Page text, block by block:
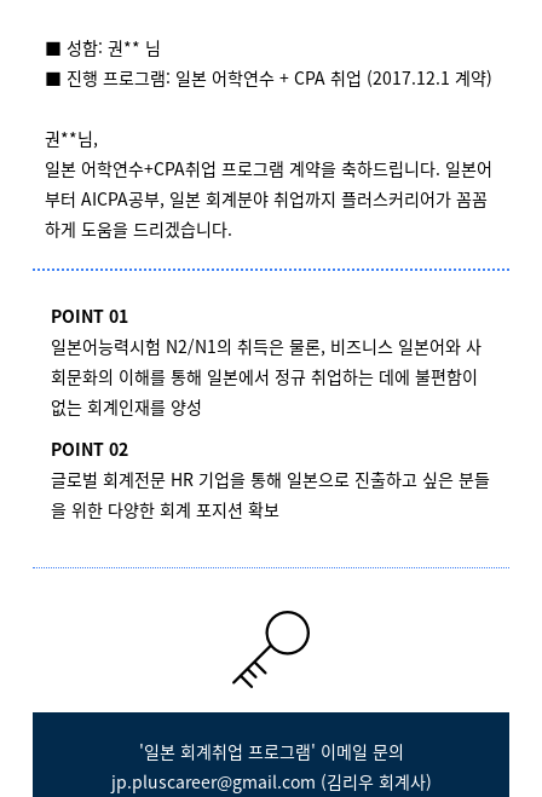
■ 성함: 권** 님
■ 진행 프로그램: 일본 어학연수 + CPA 취업 (2017.12.1 계약)
권**님,
일본 어학연수+CPA취업 프로그램 계약을 축하드립니다. 일본어
부터 AICPA공부, 일본 회계분야 취업까지 플러스커리어가 꼼꼼
하게 도움을 드리겠습니다.
POINT 01
일본어능력시험 N2/N1의 취득은 물론, 비즈니스 일본어와 사
회문화의 이해를 통해 일본에서 정규 취업하는 데에 불편함이
없는 회계인재를 양성
POINT 02
글로벌 회계전문 HR 기업을 통해 일본으로 진출하고 싶은 분들
을 위한 다양한 회계 포지션 확보
'일본 회계취업 프로그램' 이메일 문의
jp.pluscareer@gmail.com (김리우 회계사)